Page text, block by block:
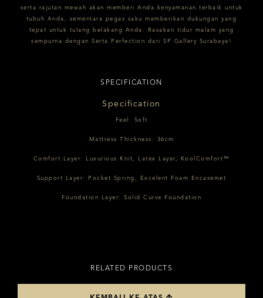
serta rajutan mewah akan memberi Anda kenyamanan terbaik untuk
tubuh Anda, sementara pegas saku memberikan dukungan yang
tepat untuk tulang belakang Anda. Rasakan tidur malam yang
sempurna dengan Serta Perfection dari SP Gallery Surabaya!
SPECIFICATION
Specification
Feel: Soft
Mattress Thickness: 36cm
Comfort Layer: Luxurious Knit, Latex Layer, KoolComfort™
Support Layer: Pocket Spring, Excelent Foam Encasemet
Foundation Layer: Solid Curve Foundation
RELATED PRODUCTS